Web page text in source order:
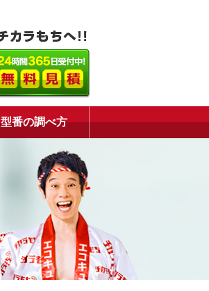
型番の調べ方